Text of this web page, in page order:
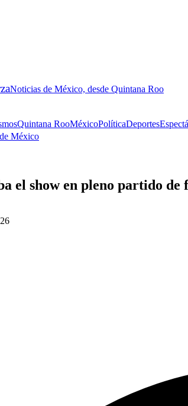
Noticias de México, desde Quintana Roo
Quintana RooMéxicoPolíticaDeportes
México
el show en pleno partido de